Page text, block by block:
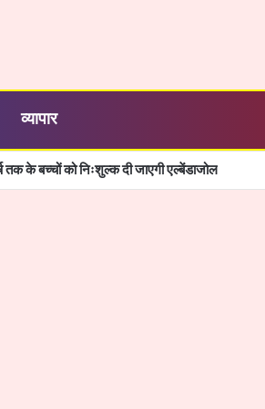
व्यापार
के बच्चों को निःशुल्क दी जाएगी एल्बेंडाजोल